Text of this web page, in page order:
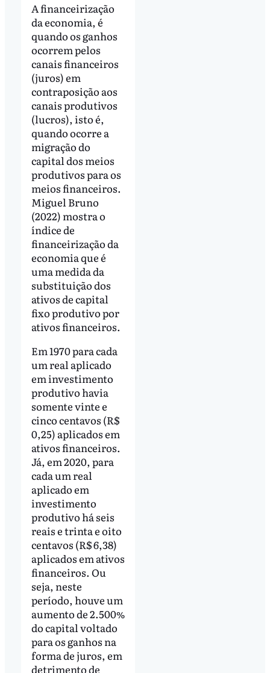
A financeirização
da economia, é
quando os ganhos
ocorrem pelos
canais financeiros
(juros) em
contraposição aos
canais produtivos
(lucros), isto é,
quando ocorre a
migração do
capital dos meios
produtivos para os
meios financeiros.
Miguel Bruno
(2022) mostra o
índice de
financeirização da
economia que é
uma medida da
substituição dos
ativos de capital
fixo produtivo por
ativos financeiros.
Em 1970 para cada
um real aplicado
em investimento
produtivo havia
somente vinte e
cinco centavos (R$
0,25) aplicados em
ativos financeiros.
Já, em 2020, para
cada um real
aplicado em
investimento
produtivo há seis
reais e trinta e oito
centavos (R$ 6,38)
aplicados em ativos
financeiros. Ou
seja, neste
período, houve um
aumento de 2.500%
do capital voltado
para os ganhos na
forma de juros, em
detrimento de